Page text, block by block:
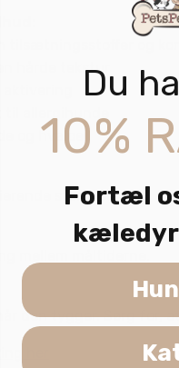
tilsætningsstoffer og
hårde tekstur
allergihunde
og hvalpe
størrelse)
mellem måltiderne.
den tygger. Sørg for,
her
Du
10%
Fortæl
kæledyr